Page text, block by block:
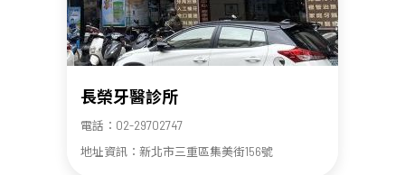
長榮牙醫診所
電話：02-29702747
地址資訊：新北市三重區集美街156號